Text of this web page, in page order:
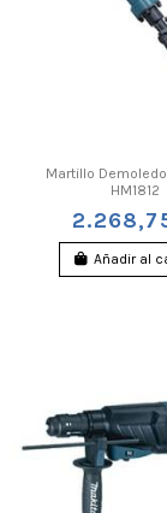
Martillo
HM1812
Añadir al